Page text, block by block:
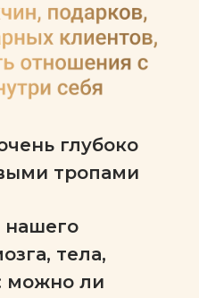
тела,
можно ли
глубоко
тропами